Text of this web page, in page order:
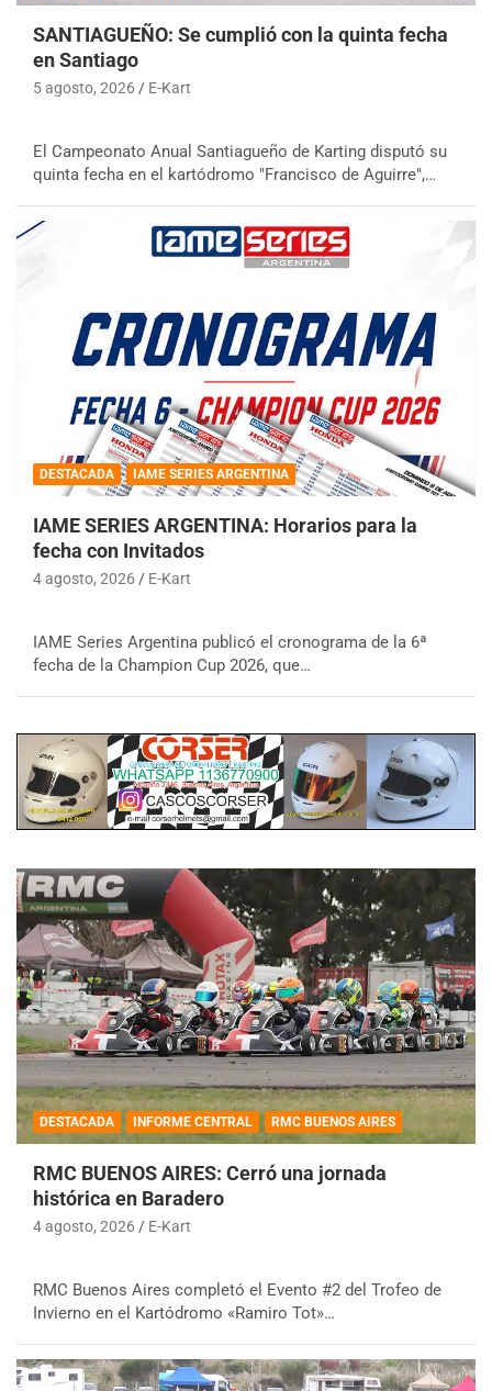
SANTIAGUEÑO: Se cumplió con la quinta fecha
en Santiago
5 agosto, 2026 E-Kart
El Campeonato Anual Santiagueño de Karting disputó su
quinta fecha en el kartódromo "Francisco de Aguirre",…
DESTACADA IAME SERIES ARGENTINA
IAME SERIES ARGENTINA: Horarios para la
fecha con Invitados
4 agosto, 2026 E-Kart
IAME Series Argentina publicó el cronograma de la 6ª
fecha de la Champion Cup 2026, que…
DESTACADA INFORME CENTRAL RMC BUENOS AIRES
RMC BUENOS AIRES: Cerró una jornada
histórica en Baradero
4 agosto, 2026 E-Kart
RMC Buenos Aires completó el Evento #2 del Trofeo de
Invierno en el Kartódromo «Ramiro Tot»…